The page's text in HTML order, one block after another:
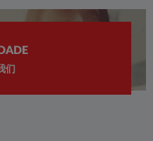
们